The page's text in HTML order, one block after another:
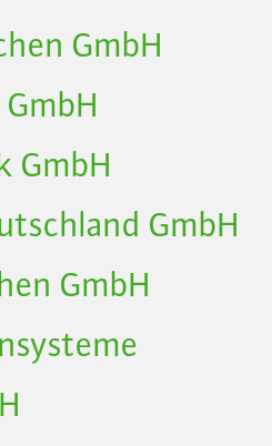
GmbH
GmbH
GmbH
GmbH